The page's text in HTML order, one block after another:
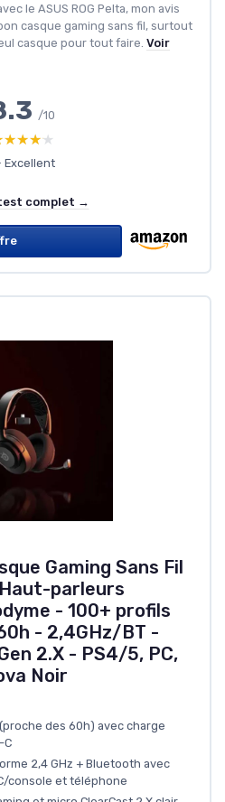
le ASUS ROG Pelta, mon avis
casque gaming sans fil, surtout
casque pour tout faire. Voir
/10
Excellent
complet →
Gaming Sans Fil
parleurs
- 100+ profils
- 2,4GHz/BT -
2.X - PS4/5, PC,
Noir
des 60h) avec charge
C
2,4 GHz + Bluetooth avec
console et téléphone